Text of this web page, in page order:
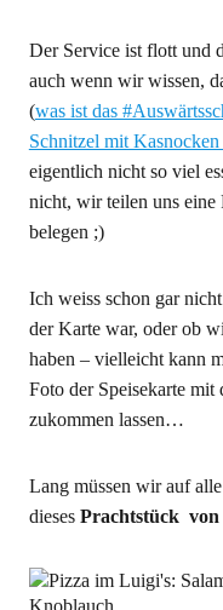
Der Service ist flott und
auch wenn wir wissen,
(was ist das
Schnitzel mit
eigentlich nicht so viel
nicht, wir teilen uns eine
belegen ;)
Ich weiss schon gar
der Karte war, oder ob
haben – vielleicht kann
Foto der Speisekarte mit
zukommen lassen…
Lang müssen wir auf
dieses Prachtstück von